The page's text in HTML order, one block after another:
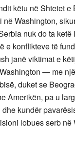
këtu në Shtetet
Washington,
nuk do ta ketë
e konflikteve të
janë viktimat e
— me
duket se
Amerikën, pa u
kundër
lobues serb